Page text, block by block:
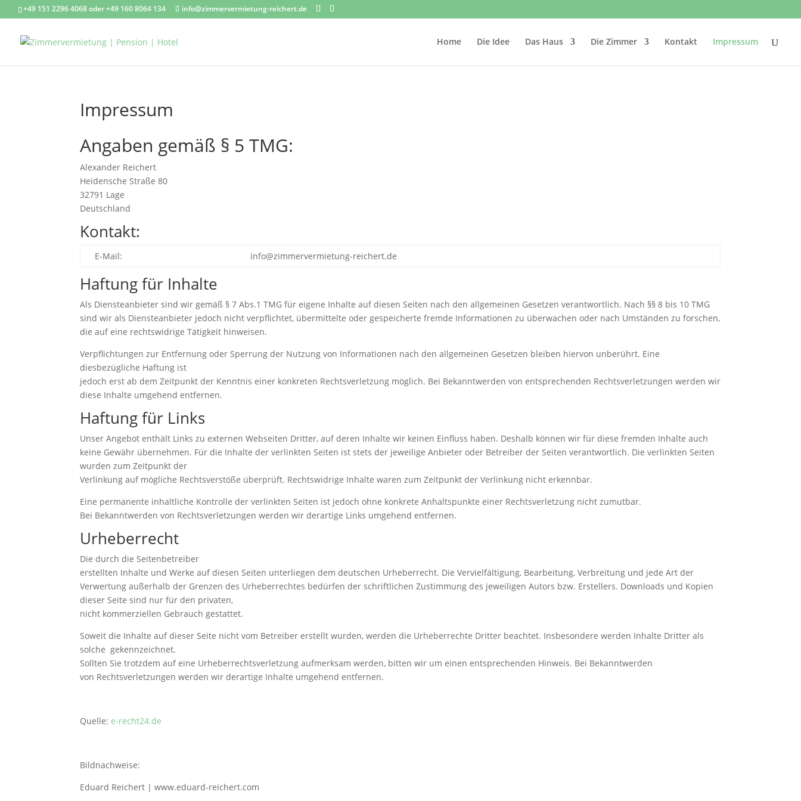
+49 151 2296 4068 oder +49 160 8064 134 info@zimmervermietung-reichert.de
Home Die Idee Das Haus Die Zimmer Kontakt Impressum
Impressum
Angaben gemäß § 5 TMG:
Alexander Reichert
Heidensche Straße 80
32791 Lage
Deutschland
Kontakt:
E-Mail: info@zimmervermietung-reichert.de
Haftung für Inhalte
Als Diensteanbieter sind wir gemäß § 7 Abs.1 TMG für eigene Inhalte auf diesen Seiten nach den allgemeinen Gesetzen verantwortlich. Nach §§ 8 bis 10 TMG
sind wir als Diensteanbieter jedoch nicht verpflichtet, übermittelte oder gespeicherte fremde Informationen zu überwachen oder nach Umständen zu forschen,
die auf eine rechtswidrige Tätigkeit hinweisen.
Verpflichtungen zur Entfernung oder Sperrung der Nutzung von Informationen nach den allgemeinen Gesetzen bleiben hiervon unberührt. Eine
diesbezügliche Haftung ist
jedoch erst ab dem Zeitpunkt der Kenntnis einer konkreten Rechtsverletzung möglich. Bei Bekanntwerden von entsprechenden Rechtsverletzungen werden wir
diese Inhalte umgehend entfernen.
Haftung für Links
Unser Angebot enthält Links zu externen Webseiten Dritter, auf deren Inhalte wir keinen Einfluss haben. Deshalb können wir für diese fremden Inhalte auch
keine Gewähr übernehmen. Für die Inhalte der verlinkten Seiten ist stets der jeweilige Anbieter oder Betreiber der Seiten verantwortlich. Die verlinkten Seiten
wurden zum Zeitpunkt der
Verlinkung auf mögliche Rechtsverstöße überprüft. Rechtswidrige Inhalte waren zum Zeitpunkt der Verlinkung nicht erkennbar.
Eine permanente inhaltliche Kontrolle der verlinkten Seiten ist jedoch ohne konkrete Anhaltspunkte einer Rechtsverletzung nicht zumutbar.
Bei Bekanntwerden von Rechtsverletzungen werden wir derartige Links umgehend entfernen.
Urheberrecht
Die durch die Seitenbetreiber
erstellten Inhalte und Werke auf diesen Seiten unterliegen dem deutschen Urheberrecht. Die Vervielfältigung, Bearbeitung, Verbreitung und jede Art der
Verwertung außerhalb der Grenzen des Urheberrechtes bedürfen der schriftlichen Zustimmung des jeweiligen Autors bzw. Erstellers. Downloads und Kopien
dieser Seite sind nur für den privaten,
nicht kommerziellen Gebrauch gestattet.
Soweit die Inhalte auf dieser Seite nicht vom Betreiber erstellt wurden, werden die Urheberrechte Dritter beachtet. Insbesondere werden Inhalte Dritter als
solche gekennzeichnet.
Sollten Sie trotzdem auf eine Urheberrechtsverletzung aufmerksam werden, bitten wir um einen entsprechenden Hinweis. Bei Bekanntwerden
von Rechtsverletzungen werden wir derartige Inhalte umgehend entfernen.
Quelle: e-recht24.de
Bildnachweise:
Eduard Reichert | www.eduard-reichert.com